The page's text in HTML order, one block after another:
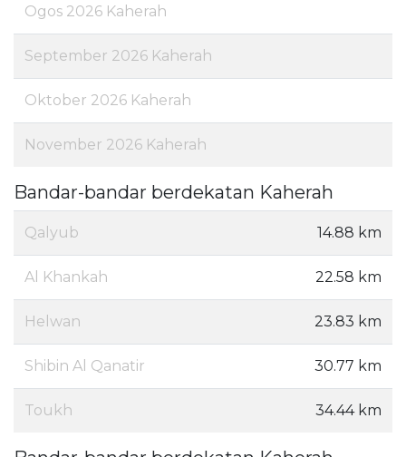
Ogos 2026 Kaherah
September 2026 Kaherah
Oktober 2026 Kaherah
November 2026 Kaherah
Bandar-bandar berdekatan Kaherah
Qalyub 14.88 km
Al Khankah 22.58 km
Helwan 23.83 km
Shibin Al Qanatir 30.77 km
Toukh 34.44 km